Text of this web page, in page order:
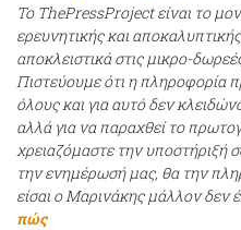
Το ThePressProject είναι το
ερευνητικής και
αποκλειστικά στις μικρο-
Πιστεύουμε ότι η πληροφορία
όλους και για αυτό δεν
αλλά για να παραχθεί το
χρειαζόμαστε την υποστήριξή
την ενημέρωσή μας, θα την
είσαι ο Μαρινάκης μάλλον δεν
πώς